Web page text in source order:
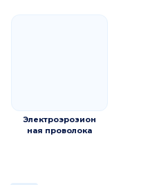
Электроэрозион
ная проволока